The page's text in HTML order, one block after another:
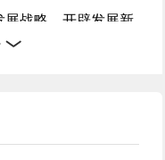
展战略，开辟发展新
优势。两院院士纷
，在未来的科学研
代教育强国、科技强